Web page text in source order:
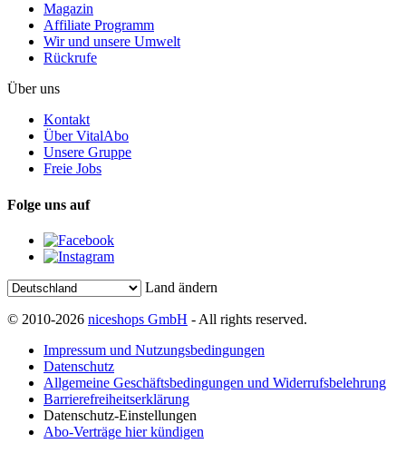
Magazin
Affiliate Programm
Wir und unsere Umwelt
Rückrufe
Über uns
Kontakt
Über VitalAbo
Unsere Gruppe
Freie Jobs
Folge uns auf
Land ändern
© 2010-2026 niceshops GmbH - All rights reserved.
Impressum und Nutzungsbedingungen
Datenschutz
Allgemeine Geschäftsbedingungen und Widerrufsbelehrung
Barrierefreiheitserklärung
Datenschutz-Einstellungen
Abo-Verträge hier kündigen